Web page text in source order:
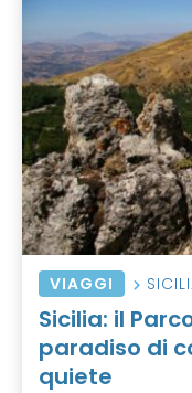
VIAGGI
Sicilia: il
paradiso di
quiete